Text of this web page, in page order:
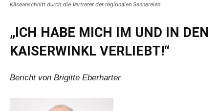
Käseanschnitt durch die Vertreter der regionalen Sennereien
„ICH HABE MICH IM UND IN DEN
KAISERWINKL VERLIEBT!“
Bericht von Brigitte Eberharter